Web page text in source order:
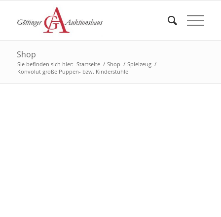
Shop
Sie befinden sich hier: Startseite / Shop / Spielzeug /
Konvolut große Puppen- bzw. Kinderstühle